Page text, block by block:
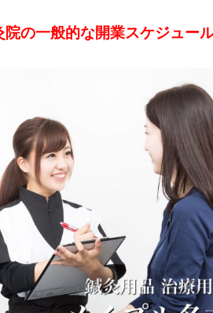
院の一般的な開業スケジュー